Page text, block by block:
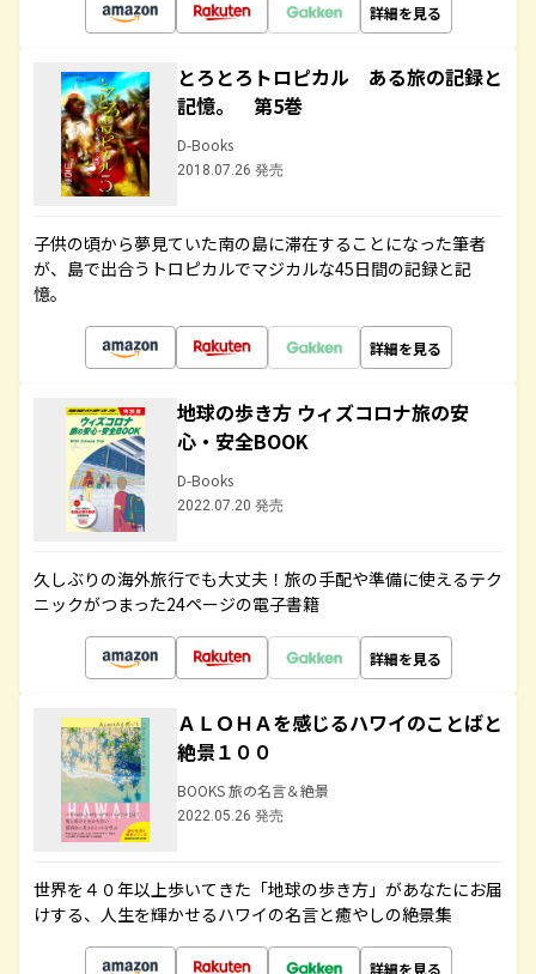
詳細を見る
とろとろトロピカル ある旅の記録と
記憶。 第5巻
D-Books
2018.07.26 発売
子供の頃から夢見ていた南の島に滞在することになった筆者
が、島で出合うトロピカルでマジカルな45日間の記録と記
憶。
詳細を見る
地球の歩き方 ウィズコロナ旅の安
心・安全BOOK
D-Books
2022.07.20 発売
久しぶりの海外旅行でも大丈夫！旅の手配や準備に使えるテク
ニックがつまった24ページの電子書籍
詳細を見る
ＡＬＯＨＡを感じるハワイのことばと
絶景１００
BOOKS 旅の名言＆絶景
2022.05.26 発売
世界を４０年以上歩いてきた「地球の歩き方」があなたにお届
けする、人生を輝かせるハワイの名言と癒やしの絶景集
詳細を見る